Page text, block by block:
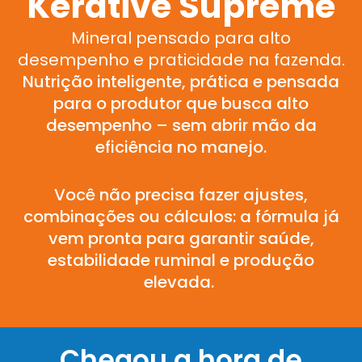
Mineral pensado para alto
desempenho e praticidade na fazenda.
Nutrição inteligente, prática e pensada
para o produtor que busca alto
desempenho – sem abrir mão da
eficiência no manejo.
Você não precisa fazer ajustes,
combinações ou cálculos: a fórmula já
vem pronta para garantir saúde,
estabilidade ruminal e produção
elevada.